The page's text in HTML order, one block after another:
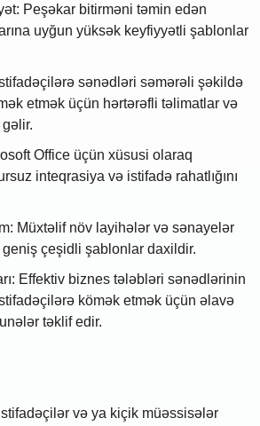
Peşəkar bitirməni təmin edən
uyğun yüksək keyfiyyətli şablonlar
sənədləri səmərəli şəkildə
etmək üçün hərtərəfli təlimatlar və
Office üçün xüsusi olaraq
inteqrasiya və istifadə rahatlığını
Müxtəlif növ layihələr və sənayelər
çeşidli şablonlar daxildir.
Effektiv biznes tələbləri sənədlərinin
kömək etmək üçün əlavə
təklif edir.
və ya kiçik müəssisələr